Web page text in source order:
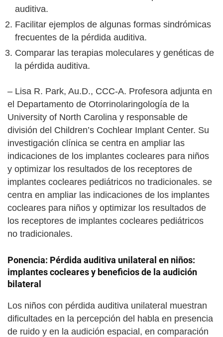
auditiva.
Facilitar ejemplos de algunas formas sindrómicas
frecuentes de la pérdida auditiva.
Comparar las terapias moleculares y genéticas de
la pérdida auditiva.
– Lisa R. Park, Au.D., CCC-A. Profesora adjunta en
el Departamento de Otorrinolaringología de la
University of North Carolina y responsable de
división del Children’s Cochlear Implant Center. Su
investigación clínica se centra en ampliar las
indicaciones de los implantes cocleares para niños
y optimizar los resultados de los receptores de
implantes cocleares pediátricos no tradicionales. se
centra en ampliar las indicaciones de los implantes
cocleares para niños y optimizar los resultados de
los receptores de implantes cocleares pediátricos
no tradicionales.
Ponencia: Pérdida auditiva unilateral en niños:
implantes cocleares y beneficios de la audición
bilateral
Los niños con pérdida auditiva unilateral muestran
dificultades en la percepción del habla en presencia
de ruido y en la audición espacial, en comparación